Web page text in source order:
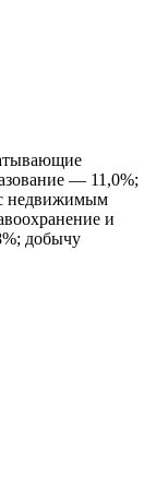
— 11,0%;
с недвижимым
и
добычу